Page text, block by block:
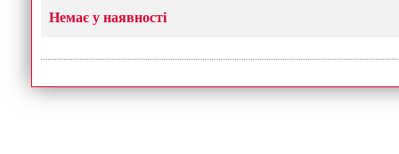
Немає у наявності